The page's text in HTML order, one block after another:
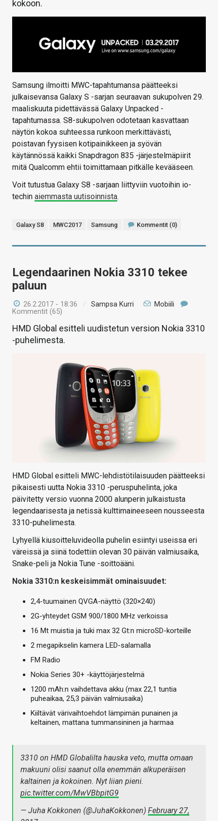
kokoon.
Samsung ilmoitti MWC-tapahtumansa päätteeksi
julkaisevansa Galaxy S -sarjan seuraavan sukupolven 29.
maaliskuuta pidettävässä Galaxy Unpacked -
tapahtumassa. S8-sukupolven odotetaan kasvattaan
näytön kokoa suhteessa runkoon merkittävästi,
poistavan fyysisen kotipainikkeen ja syövän
käytännössä kaikki Snapdragon 835 -järjestelmäpiirit
mitä Qualcomm ehtii toimittamaan pitkälle kevääseen.
Voit tutustua Galaxy S8 -sarjaan liittyviin vuotoihin io-
techin aiemmasta uutisoinnista.
Galaxy S8 MWC2017 Samsung Kommentit (0)
Legendaarinen Nokia 3310 tekee
paluun
26.2.2017 - 18:36 / Sampsa Kurri
Mobiili
Kommentit (65)
HMD Global esitteli uudistetun version Nokia 3310
-puhelimesta.
HMD Global esitteli MWC-lehdistötilaisuuden päätteeksi
pikaisesti uutta Nokia 3310 -peruspuhelinta, joka
päivitetty versio vuonna 2000 alunperin julkaistusta
legendaarisesta ja netissä kulttimaineeseen nousseesta
3310-puhelimesta.
Lyhyellä kiusoitteluvideolla puhelin esiintyi useissa eri
väreissä ja siinä todettiin olevan 30 päivän valmiusaika,
Snake-peli ja Nokia Tune -soittoääni.
Nokia 3310:n keskeisimmät ominaisuudet:
2,4-tuumainen QVGA-näyttö (320×240)
2G-yhteydet GSM 900/1800 MHz verkoissa
16 Mt muistia ja tuki max 32 Gt:n microSD-korteille
2 megapikselin kamera LED-salamalla
FM Radio
Nokia Series 30+ -käyttöjärjestelmä
1200 mAh:n vaihdettava akku (max 22,1 tuntia
puheaikaa, 25,3 päivän valmiusaika)
Kiiltävät värivaihtoehdot lämpimän punainen ja
keltainen, mattana tummansininen ja harmaa
3310 on HMD Globalilta hauska veto, mutta omaan
makuuni olisi saanut olla enemmän alkuperäisen
kaltainen ja kokoinen. Nyt liian pieni.
pic.twitter.com/MwVBbpitG9
— Juha Kokkonen (@JuhaKokkonen) February 27,